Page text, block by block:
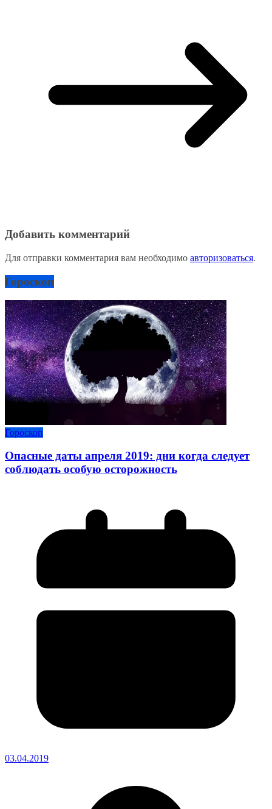
Добавить комментарий
Для отправки комментария вам необходимо авторизоваться.
Гороскоп
Гороскоп
Опасные даты апреля 2019: дни когда следует
соблюдать особую осторожность
03.04.2019